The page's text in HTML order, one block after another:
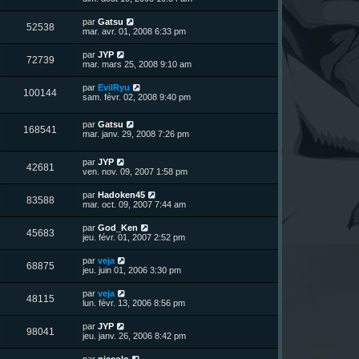
g
e
s
s
a
g
e
s
e
r
m
e
s
s
a
g
e
u
s
i
e
r
m
e
s
s
a
g
e
52538V
u
s
D
e
i
e
r
m
e
s
a
g
par Gatsu
mar. avr. 01, 2008 6:33 pm
72739V
u
D
e
i
e
r
m
e
s
s
a
g
par JYP
mar. mars 25, 2008 9:10 am
100144V
u
s
D
e
n
i
e
m
e
s
s
a
g
par EvilRyu
sam. févr. 02, 2008 9:40 pm
168541
u
D
e
n
i
e
e
s
s
a
g
e
par Gatsu
mar. janv. 29, 2008 7:26 pm
42681
u
s
D
e
i
e
r
m
e
s
s
a
g
e
par JYP
ven. nov. 09, 2007 1:58 pm
83588V
u
s
D
e
i
e
r
m
e
s
s
a
g
e
par Hadoken45
mar. oct. 09, 2007 7:44 am
45683V
u
s
D
e
i
e
r
m
e
s
s
a
g
e
par God_Ken
jeu. févr. 01, 2007 2:52 pm
68875V
u
D
e
i
e
r
m
e
s
s
par veja
jeu. juin 01, 2006 3:30 pm
48115V
u
D
e
i
e
r
par veja
lun. févr. 13, 2006 8:56 pm
98041
u
D
e
par JYP
jeu. janv. 26, 2006 8:42 pm